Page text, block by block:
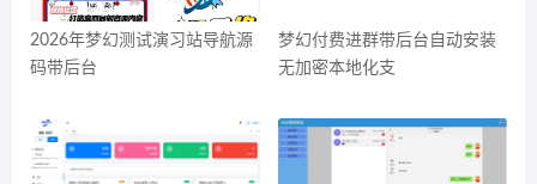
2026年梦幻测试演习站导航源
码带后台
梦幻付费进群带后台自动安装
无加密本地化支